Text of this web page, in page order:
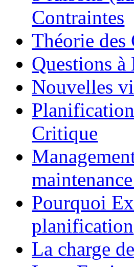
Contraintes
Théorie des
Questions
Nouvelles
Critique
Pourquoi
planification
La charge